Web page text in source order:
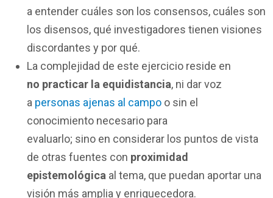
a entender cuáles son los consensos, cuáles son
los disensos, qué investigadores tienen visiones
discordantes y por qué.
La complejidad de este ejercicio reside en
no practicar la equidistancia, ni dar voz
a personas ajenas al campo o sin el
conocimiento necesario para
evaluarlo; sino en considerar los puntos de vista
de otras fuentes con proximidad
epistemológica al tema, que puedan aportar una
visión más amplia y enriquecedora.